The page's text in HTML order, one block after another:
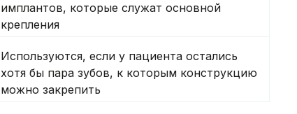
имплантов, которые служат основной
крепления
Используются, если у пациента остались
хотя бы пара зубов, к которым конструкцию
можно закрепить